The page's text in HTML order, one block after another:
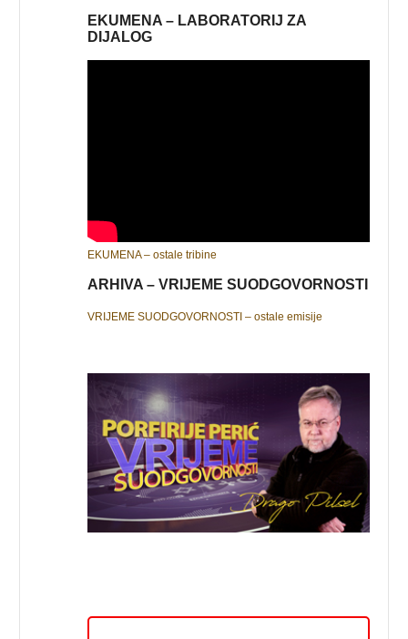
EKUMENA – LABORATORIJ ZA
DIJALOG
EKUMENA – ostale tribine
ARHIVA – VRIJEME SUODGOVORNOSTI
VRIJEME SUODGOVORNOSTI – ostale emisije